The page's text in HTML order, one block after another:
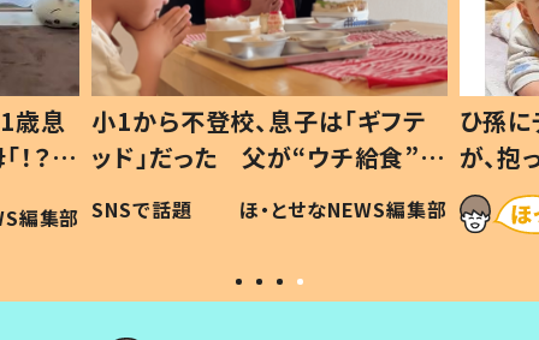
歳息
？」
編集部
小1から不登校、息子は「ギフテ
ッド」だった 父が“ウチ給食”を
作り続ける理由とは #令和の親
#令和の子
SNSで話題 ほ・とせなNEWS編集部
ひ孫
が、
「涙が
い」